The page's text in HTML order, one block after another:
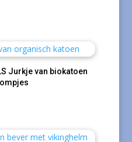
Jurkje van biokatoen